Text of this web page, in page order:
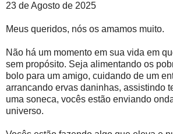
23 de Agosto de 2025
Meus queridos, nós os amamos muito.
Não há um momento em sua vida em
sem propósito. Seja alimentando os
bolo para um amigo, cuidando de um
arrancando ervas daninhas, assistindo
uma soneca, vocês estão enviando
universo.